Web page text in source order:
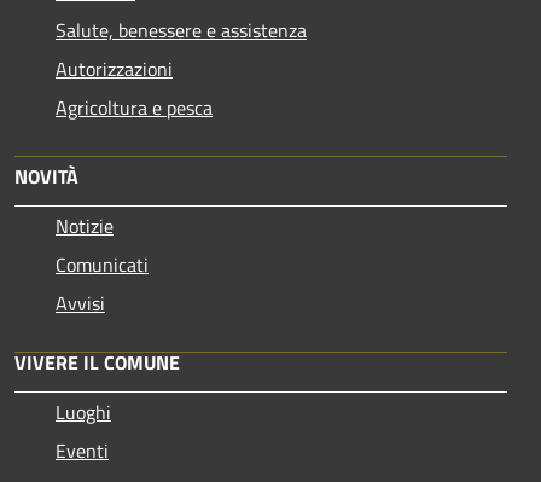
Salute, benessere e assistenza
Autorizzazioni
Agricoltura e pesca
NOVITÀ
Notizie
Comunicati
Avvisi
VIVERE IL COMUNE
Luoghi
Eventi